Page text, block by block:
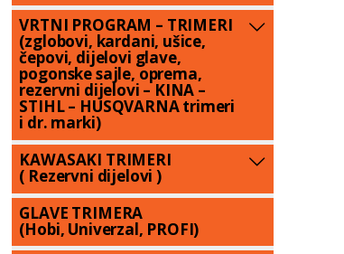
VRTNI PROGRAM – TRIMERI
(zglobovi, kardani, ušice,
čepovi, dijelovi glave,
pogonske sajle, oprema,
rezervni dijelovi – KINA –
STIHL – HUSQVARNA trimeri
i dr. marki)
KAWASAKI TRIMERI
( Rezervni dijelovi )
GLAVE TRIMERA
(Hobi, Univerzal, PROFI)